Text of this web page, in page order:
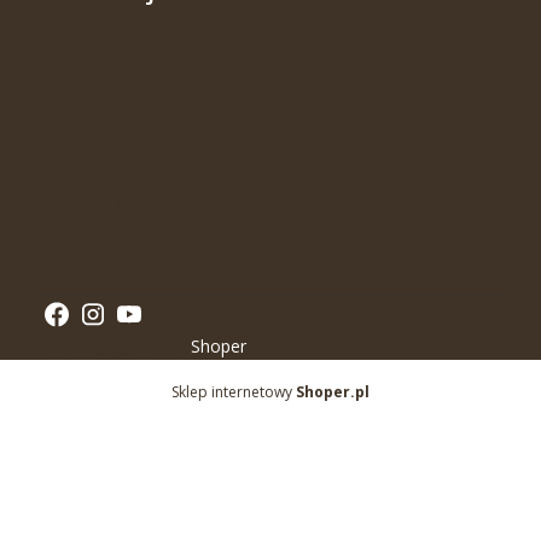
Shoper
Sklep internetowy Shoper.pl